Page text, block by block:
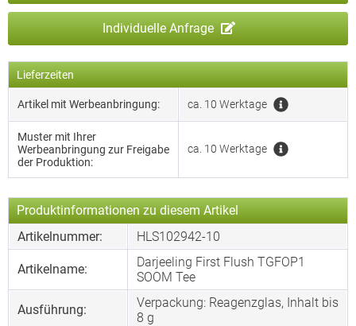
Individuelle Anfrage
Lieferzeiten
Artikel mit Werbeanbringung: ca. 10 Werktage
Muster mit Ihrer
Werbeanbringung zur Freigabe
der Produktion:
ca. 10 Werktage
Produktinformationen zu diesem Artikel
Artikelnummer:
HLS102942-10
Artikelname:
Darjeeling First Flush TGFOP1
SOOM Tee
Ausführung:
Verpackung: Reagenzglas, Inhalt bis
8 g